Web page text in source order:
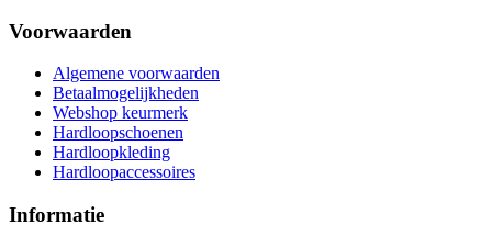
Voorwaarden
Algemene voorwaarden
Betaalmogelijkheden
Webshop keurmerk
Hardloopschoenen
Hardloopkleding
Hardloopaccessoires
Informatie